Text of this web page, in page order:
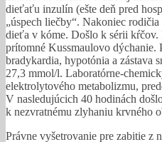
dieťaťu inzulín (ešte deň pred
„úspech liečby“. Nakoniec
dieťa v kóme. Došlo k sérii
prítomné Kussmaulovo dýchanie.
bradykardia, hypotónia a zástava
27,3 mmol/l. Laboratórne-
elektrolytového metabolizmu,
V nasledujúcich 40 hodinách
k nezvratnému zlyhaniu krvného
Právne vyšetrovanie pre zabitie z